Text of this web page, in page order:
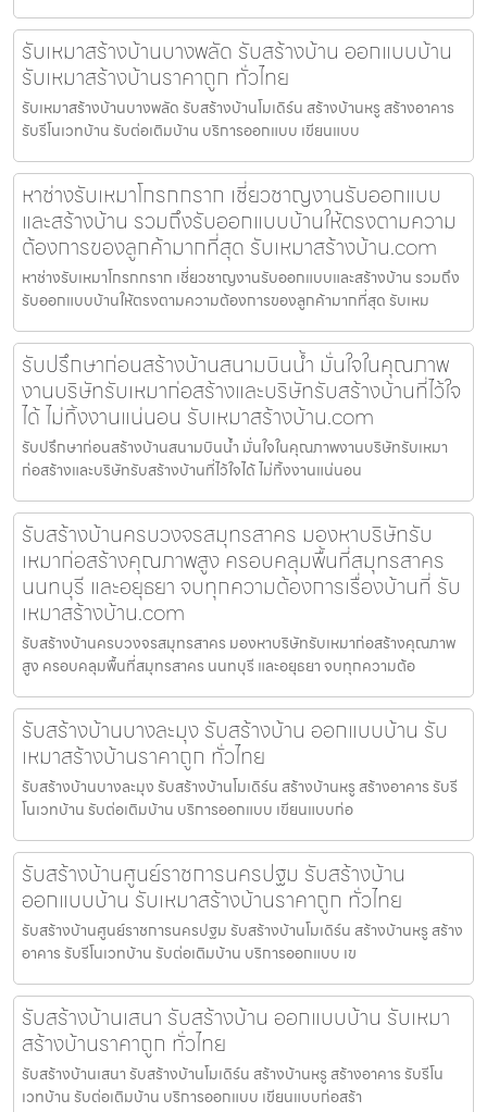
รับเหมาสร้างบ้านบางพลัด รับสร้างบ้าน ออกแบบบ้าน
รับเหมาสร้างบ้านราคาถูก ทั่วไทย
รับเหมาสร้างบ้านบางพลัด รับสร้างบ้านโมเดิร์น สร้างบ้านหรู สร้างอาคาร
รับรีโนเวทบ้าน รับต่อเติมบ้าน บริการออกแบบ เขียนแบบ
หาช่างรับเหมาโกรกกราก เชี่ยวชาญงานรับออกแบบ
และสร้างบ้าน รวมถึงรับออกแบบบ้านให้ตรงตามความ
ต้องการของลูกค้ามากที่สุด รับเหมาสร้างบ้าน.com
หาช่างรับเหมาโกรกกราก เชี่ยวชาญงานรับออกแบบและสร้างบ้าน รวมถึง
รับออกแบบบ้านให้ตรงตามความต้องการของลูกค้ามากที่สุด รับเหม
รับปรึกษาก่อนสร้างบ้านสนามบินน้ำ มั่นใจในคุณภาพ
งานบริษัทรับเหมาก่อสร้างและบริษัทรับสร้างบ้านที่ไว้ใจ
ได้ ไม่ทิ้งงานแน่นอน รับเหมาสร้างบ้าน.com
รับปรึกษาก่อนสร้างบ้านสนามบินน้ำ มั่นใจในคุณภาพงานบริษัทรับเหมา
ก่อสร้างและบริษัทรับสร้างบ้านที่ไว้ใจได้ ไม่ทิ้งงานแน่นอน
รับสร้างบ้านครบวงจรสมุทรสาคร มองหาบริษัทรับ
เหมาก่อสร้างคุณภาพสูง ครอบคลุมพื้นที่สมุทรสาคร
นนทบุรี และอยุธยา จบทุกความต้องการเรื่องบ้านที่ รับ
เหมาสร้างบ้าน.com
รับสร้างบ้านครบวงจรสมุทรสาคร มองหาบริษัทรับเหมาก่อสร้างคุณภาพ
สูง ครอบคลุมพื้นที่สมุทรสาคร นนทบุรี และอยุธยา จบทุกความต้อ
รับสร้างบ้านบางละมุง รับสร้างบ้าน ออกแบบบ้าน รับ
เหมาสร้างบ้านราคาถูก ทั่วไทย
รับสร้างบ้านบางละมุง รับสร้างบ้านโมเดิร์น สร้างบ้านหรู สร้างอาคาร รับรี
โนเวทบ้าน รับต่อเติมบ้าน บริการออกแบบ เขียนแบบก่อ
รับสร้างบ้านศูนย์ราชการนครปฐม รับสร้างบ้าน
ออกแบบบ้าน รับเหมาสร้างบ้านราคาถูก ทั่วไทย
รับสร้างบ้านศูนย์ราชการนครปฐม รับสร้างบ้านโมเดิร์น สร้างบ้านหรู สร้าง
อาคาร รับรีโนเวทบ้าน รับต่อเติมบ้าน บริการออกแบบ เข
รับสร้างบ้านเสนา รับสร้างบ้าน ออกแบบบ้าน รับเหมา
สร้างบ้านราคาถูก ทั่วไทย
รับสร้างบ้านเสนา รับสร้างบ้านโมเดิร์น สร้างบ้านหรู สร้างอาคาร รับรีโน
เวทบ้าน รับต่อเติมบ้าน บริการออกแบบ เขียนแบบก่อสร้า